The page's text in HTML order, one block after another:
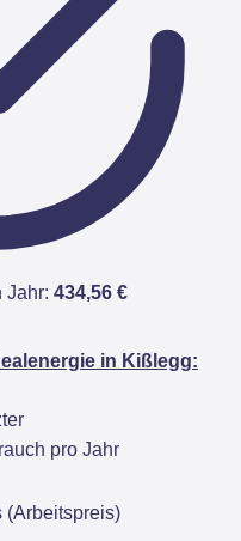
Jahr: 434,56 €
in Kißlegg:
pro Jahr
(Arbeitspreis)